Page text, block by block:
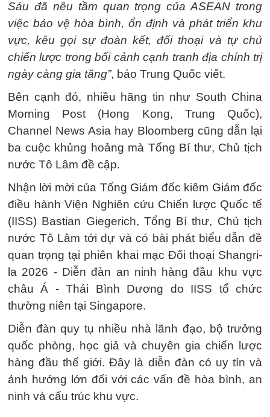
Sáu đã nêu tầm quan trọng của ASEAN trong
việc bảo vệ hòa bình, ổn định và phát triển khu
vực, kêu gọi sự đoàn kết, đối thoại và tự chủ
chiến lược trong bối cảnh cạnh tranh địa chính trị
ngày càng gia tăng”, báo Trung Quốc viết.
Bên cạnh đó, nhiều hãng tin như South China
Morning Post (Hong Kong, Trung Quốc),
Channel News Asia hay Bloomberg cũng dẫn lại
ba cuộc khủng hoảng mà Tổng Bí thư, Chủ tịch
nước Tô Lâm đề cập.
Nhận lời mời của Tổng Giám đốc kiêm Giám đốc
điều hành Viện Nghiên cứu Chiến lược Quốc tế
(IISS) Bastian Giegerich, Tổng Bí thư, Chủ tịch
nước Tô Lâm tới dự và có bài phát biểu dẫn đề
quan trọng tại phiên khai mạc Đối thoại Shangri-
la 2026 - Diễn đàn an ninh hàng đầu khu vực
châu Á - Thái Bình Dương do IISS tổ chức
thường niên tại Singapore.
Diễn đàn quy tụ nhiều nhà lãnh đạo, bộ trưởng
quốc phòng, học giả và chuyên gia chiến lược
hàng đầu thế giới. Đây là diễn đàn có uy tín và
ảnh hưởng lớn đối với các vấn đề hòa bình, an
ninh và cấu trúc khu vực.